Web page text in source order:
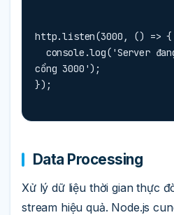
http.listen(3000, () => {
cổng 3000');
});
Data Processing
Xử lý dữ liệu thời gian thực
stream hiệu quả. Node.js